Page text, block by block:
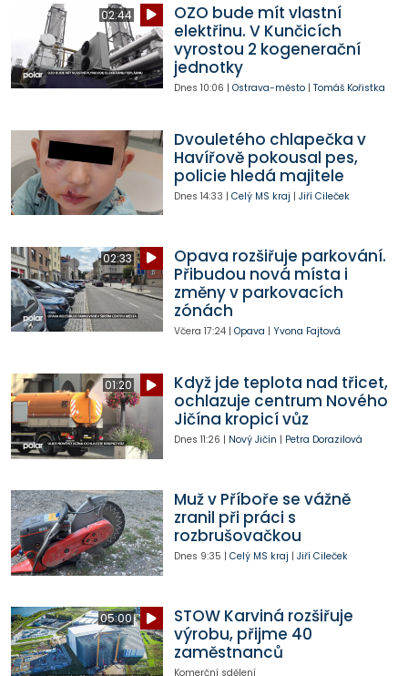
02:44
OZO bude mít vlastní
elektřinu. V Kunčicích
vyrostou 2 kogenerační
jednotky
Dnes 10:06 | Ostrava-město| Tomáš Kořistka
Dvouletého chlapečka v
Havířově pokousal pes,
policie hledá majitele
Dnes 14:33 | Celý MS kraj | Jiří Cileček
02:33
Opava rozšiřuje parkování.
Přibudou nová místa i
změny v parkovacích
zónách
Včera 17:24| Opava | Yvona Fajtová
01:20
Když jde teplota nad třicet,
ochlazuje centrum Nového
Jičína kropicí vůz
Dnes 11:26 | Nový Jičín | Petra Dorazilová
Muž v Příboře se vážně
zranil při práci s
rozbrušovačkou
Dnes 9:35 | Celý MS kraj | Jiří Cileček
05:00
STOW Karviná rozšiřuje
výrobu, přijme 40
zaměstnanců
Komerční sdělení